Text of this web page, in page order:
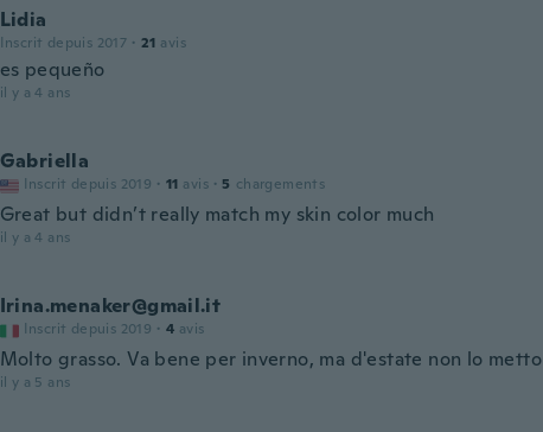
Lidia
Inscrit depuis 2017 · 21 avis
es pequeño
il y a 4 ans
Gabriella
Inscrit depuis 2019 · 11 avis · 5 chargements
Great but didn’t really match my skin color much
il y a 4 ans
Irina.menaker@gmail.it
Inscrit depuis 2019 · 4 avis
Molto grasso. Va bene per inverno, ma d'estate non lo metto
il y a 5 ans